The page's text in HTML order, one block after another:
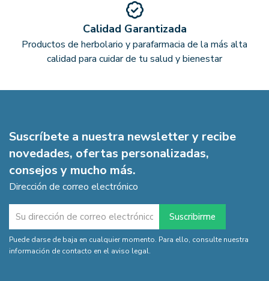
Calidad Garantizada
Productos de herbolario y parafarmacia de la más alta
calidad para cuidar de tu salud y bienestar
Suscríbete a nuestra newsletter y recibe
novedades, ofertas personalizadas,
consejos y mucho más.
Dirección de correo electrónico
Puede darse de baja en cualquier momento. Para ello, consulte nuestra
información de contacto en el aviso legal.